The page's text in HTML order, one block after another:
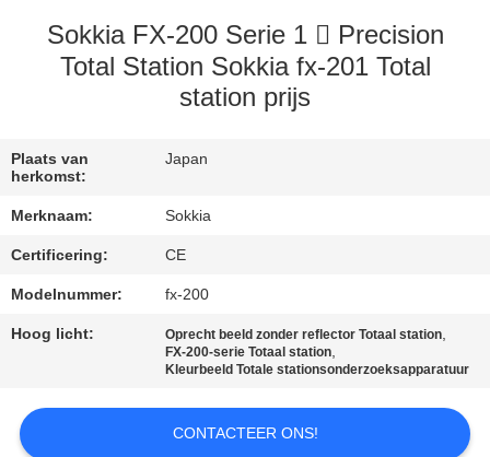
KWALITEITSCONTROLE
CONTACTEER
VERZOEK
OM EEN
CITAAT
SITEMAP
PRIVACY
POLICY
Sokkia FX-200 Serie 1  Precision
Total Station Sokkia fx-201 Total
station prijs
Plaats van
herkomst:
Japan
Merknaam: Sokkia
Certificering: CE
Modelnummer: fx-200
Hoog licht: Oprecht beeld zonder reflector Totaal station,
FX-200-serie Totaal station,
Kleurbeeld Totale stationsonderzoeksapparatuur
CONTACTEER ONS!